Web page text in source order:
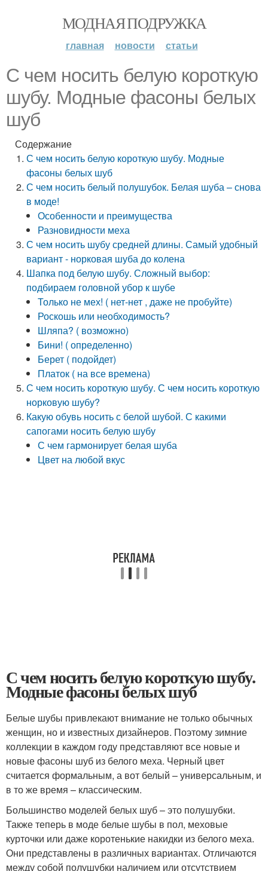
МОДНАЯ ПОДРУЖКА
главная новости статьи
С чем носить белую короткую
шубу. Модные фасоны белых
шуб
Содержание
С чем носить белую короткую шубу. Модные
фасоны белых шуб
С чем носить белый полушубок. Белая шуба – снова
в моде!
Особенности и преимущества
Разновидности меха
С чем носить шубу средней длины. Самый удобный
вариант - норковая шуба до колена
Шапка под белую шубу. Сложный выбор:
подбираем головной убор к шубе
Только не мех! ( нет-нет , даже не пробуйте)
Роскошь или необходимость?
Шляпа? ( возможно)
Бини! ( определенно)
Берет ( подойдет)
Платок ( на все времена)
С чем носить короткую шубу. С чем носить короткую
норковую шубу?
Какую обувь носить с белой шубой. С какими
сапогами носить белую шубу
С чем гармонирует белая шуба
Цвет на любой вкус
С чем носить белую короткую шубу.
Модные фасоны белых шуб
Белые шубы привлекают внимание не только обычных
женщин, но и известных дизайнеров. Поэтому зимние
коллекции в каждом году представляют все новые и
новые фасоны шуб из белого меха. Черный цвет
считается формальным, а вот белый – универсальным, и
в то же время – классическим.
Большинство моделей белых шуб – это полушубки.
Также теперь в моде белые шубы в пол, меховые
курточки или даже коротенькие накидки из белого меха.
Они представлены в различных вариантах. Отличаются
между собой полушубки наличием или отсутствием